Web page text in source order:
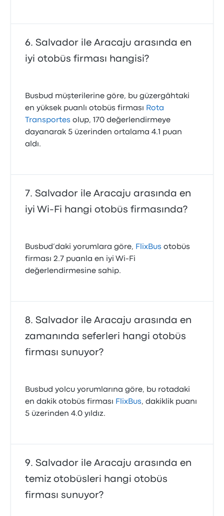
Salvador ile Aracaju arasında en
iyi otobüs firması hangisi?
Busbud müşterilerine göre, bu güzergâhtaki
en yüksek puanlı otobüs firması Rota
Transportes olup, 170 değerlendirmeye
dayanarak 5 üzerinden ortalama 4.1 puan
aldı.
Salvador ile Aracaju arasında en
iyi Wi-Fi hangi otobüs firmasında?
Busbud’daki yorumlara göre, FlixBus otobüs
firması 2.7 puanla en iyi Wi‑Fi
değerlendirmesine sahip.
Salvador ile Aracaju arasında en
zamanında seferleri hangi otobüs
firması sunuyor?
Busbud yolcu yorumlarına göre, bu rotadaki
en dakik otobüs firması FlixBus, dakiklik puanı
5 üzerinden 4.0 yıldız.
Salvador ile Aracaju arasında en
temiz otobüsleri hangi otobüs
firması sunuyor?